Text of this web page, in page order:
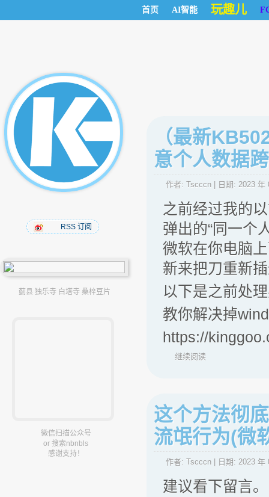
首页 AI智能 玩趣儿
RSS 订阅
蓟县 独乐寺 白塔寺 桑梓豆片
微信扫描公众号
or 搜索nbnbls
感谢支持！
（最新
意个人数据
作者: Tscccn | 日期: 2023 年
之前经过我的
弹出的“同一个
微软在你电脑
新来把刀重新
以下是之前处
教你解决掉
https://
继续阅读
这个方法彻
流氓行为(微
作者: Tscccn | 日期: 2023 年
建议看下留言。